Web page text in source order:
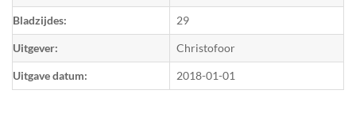
Bladzijdes: 29
Uitgever: Christofoor
Uitgave datum: 2018-01-01